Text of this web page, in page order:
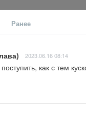
Ранее
2023.06.16 08:14
как с тем